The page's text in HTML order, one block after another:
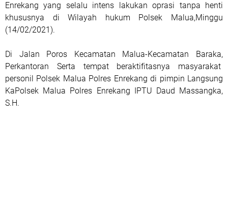
Enrekang yang selalu intens lakukan oprasi tanpa henti
khususnya di Wilayah hukum Polsek Malua,Minggu
(14/02/2021).
Di Jalan Poros Kecamatan Malua-Kecamatan Baraka,
Perkantoran Serta tempat beraktifitasnya masyarakat
personil Polsek Malua Polres Enrekang di pimpin Langsung
KaPolsek Malua Polres Enrekang IPTU Daud Massangka,
S.H.